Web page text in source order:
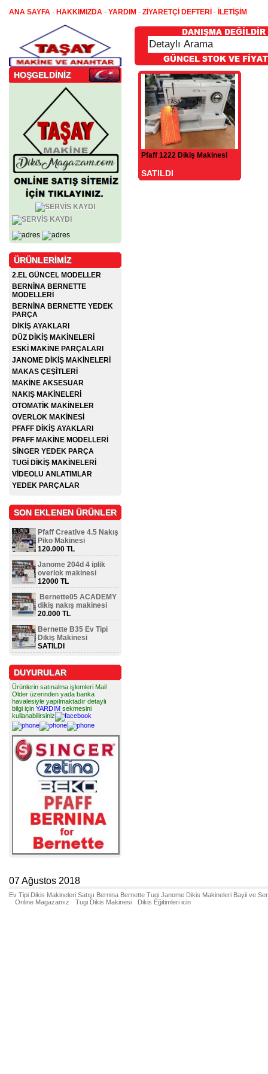
ANA SAYFA - HAKKIMIZDA - YARDIM - ZİYARETÇİ DEFTERİ - İLETİŞİM
HOŞGELDİNİZ
ÜRÜNLERİMİZ
2.EL GÜNCEL MODELLER
BERNİNA BERNETTE
MODELLERİ
BERNİNA BERNETTE YEDEK
PARÇA
DİKİŞ AYAKLARI
DÜZ DİKİŞ MAKİNELERİ
ESKİ MAKİNE PARÇALARI
JANOME DİKİŞ MAKİNELERİ
MAKAS ÇEŞİTLERİ
MAKİNE AKSESUAR
NAKIŞ MAKİNELERİ
OTOMATİK MAKİNELER
OVERLOK MAKİNESİ
PFAFF DİKİŞ AYAKLARI
PFAFF MAKİNE MODELLERİ
SİNGER YEDEK PARÇA
TUGİ DİKİŞ MAKİNELERİ
VİDEOLU ANLATIMLAR
YEDEK PARÇALAR
SON EKLENEN ÜRÜNLER
Pfaff Creative 4.5 Nakış
Piko Makinesi
120.000 TL
Janome 204d 4 iplik
overlok makinesi
12000 TL
Bernette05 ACADEMY
dikiş nakış makinesi
20.000 TL
Bernette B35 Ev Tipi
Dikiş Makinesi
SATILDI
DUYURULAR
Ürünlerin satınalma işlemleri Mail
Older üzerinden yada banka
havalesiyle yapılmaktadır detaylı
bilgi için YARDIM sekmesini
kullanabilirsiniz
Pfaff 1222 Dikiş Makinesi
SATILDI
07 Ağustos 2018
Ev Tipi Dikis Makineleri Satışı Bernina Bernette Tugi Janome Dikis Makineleri Bayii ve
Online Magazamız
Tugi Dikis Makinesi Dikis Eğitimleri icin